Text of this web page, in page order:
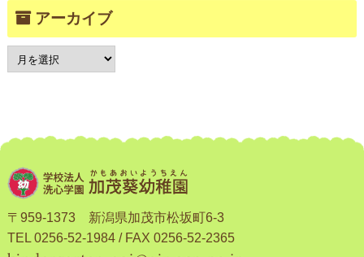
アーカイブ
〒959-1373 新潟県加茂市松坂町6-3
TEL 0256-52-1984 / FAX 0256-52-2365